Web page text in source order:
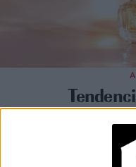
otoño
cálidos